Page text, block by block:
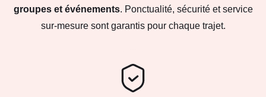
groupes et événements. Ponctualité, sécurité et service
sur-mesure sont garantis pour chaque trajet.